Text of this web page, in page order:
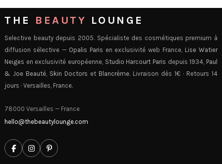
THE BEAUTY LOUNGE
Selective beauty depuis 2005. Spécialiste des cosmétiques premium à
diffusion sélective — Opalis Paris en exclusivité web France, Lise Watier
Neiges en exclusivité européenne, Studio Harcourt Paris depuis 1934, Paul
& Joe Beauté, Skin Doctors et Blancrème. Livraison dès 1€ · Retours 14
jours · Versailles, France.
78000 Versailles — France
hello@thebeautylounge.com